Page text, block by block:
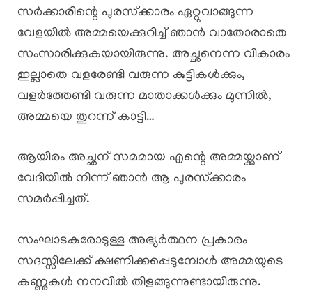
സർക്കാരിന്റെ പുരസ്‌ക്കാരം ഏറ്റുവാങ്ങുന്ന
വേളയിൽ അമ്മയെക്കുറിച്ച് ഞാൻ വാതോരാതെ
സംസാരിക്കുകയായിരുന്നു. അച്ഛനെന്ന വികാരം
ഇല്ലാതെ വളരേണ്ടി വരുന്ന കുട്ടികൾക്കും,
വളർത്തേണ്ടി വരുന്ന മാതാക്കൾക്കും മുന്നിൽ,
അമ്മയെ തുറന്ന് കാട്ടി…
ആയിരം അച്ഛന് സമമായ എന്റെ അമ്മയ്ക്കാണ്
വേദിയിൽ നിന്ന് ഞാൻ ആ പുരസ്‌ക്കാരം
സമർപ്പിച്ചത്.
സംഘാടകരോടുള്ള അഭ്യർത്ഥന പ്രകാരം
സദസ്സിലേക്ക് ക്ഷണിക്കപ്പെടുമ്പോൾ അമ്മയുടെ
കണ്ണുകൾ നനവിൽ തിളങ്ങുന്നുണ്ടായിരുന്നു.